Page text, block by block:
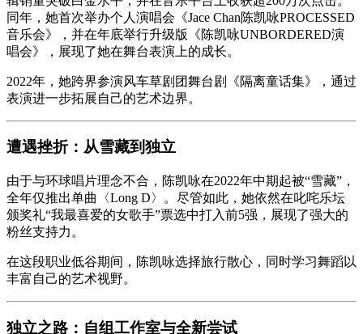
同年，她首次举办个人演唱会《Jace Chan陈凯咏PROCESSED
音乐会》，并在年底举行升级版《陈凯咏UNBORDERED演
唱会》，展现了她在舞台表演上的成长。
2022年，她跨界参演风车草剧团舞台剧《隔离童话集》，通过
表演进一步拓展自己的艺术边界。
遭遇挫折：从雪藏到独立
由于与环球唱片理念不合，陈凯咏在2022年中期起被“雪藏”，
全年仅推出单曲〈Long D〉。尽管如此，她依然在叱咤乐坛
颁奖礼“我最喜爱的女歌手”票选中打入前5强，展现了强大的
粉丝支持力。
在这段职业低谷期间，陈凯咏选择旅行散心，同时学习舞蹈以
丰富自己的艺术视野。
独立之路：自组工作室与全新尝试